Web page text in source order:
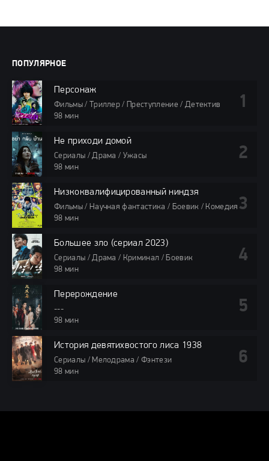
ПОПУЛЯРНОЕ
Персонаж
Фильмы / Триллер / Преступление / Детектив
98 мин
Не приходи домой
Сериалы / Драма / Ужасы
98 мин
Низкоквалифицированный ниндзя
Фильмы / Научная фантастика / Боевик / Комедия
98 мин
Большее зло (сериал 2023)
Сериалы / Драма / Криминал / Боевик
98 мин
Перерождение
---
98 мин
История девятихвостого лиса 1938
Сериалы / Мелодрама / Фэнтези
98 мин